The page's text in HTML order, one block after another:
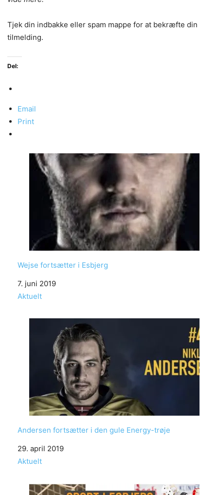
Tjek din indbakke eller spam mappe for at bekræfte din
tilmelding.
Del:
Email
Print
Wejse fortsætter i Esbjerg
Date
7. juni 2019
In relation to
Aktuelt
Andersen fortsætter i den gule Energy-trøje
Date
29. april 2019
In relation to
Aktuelt